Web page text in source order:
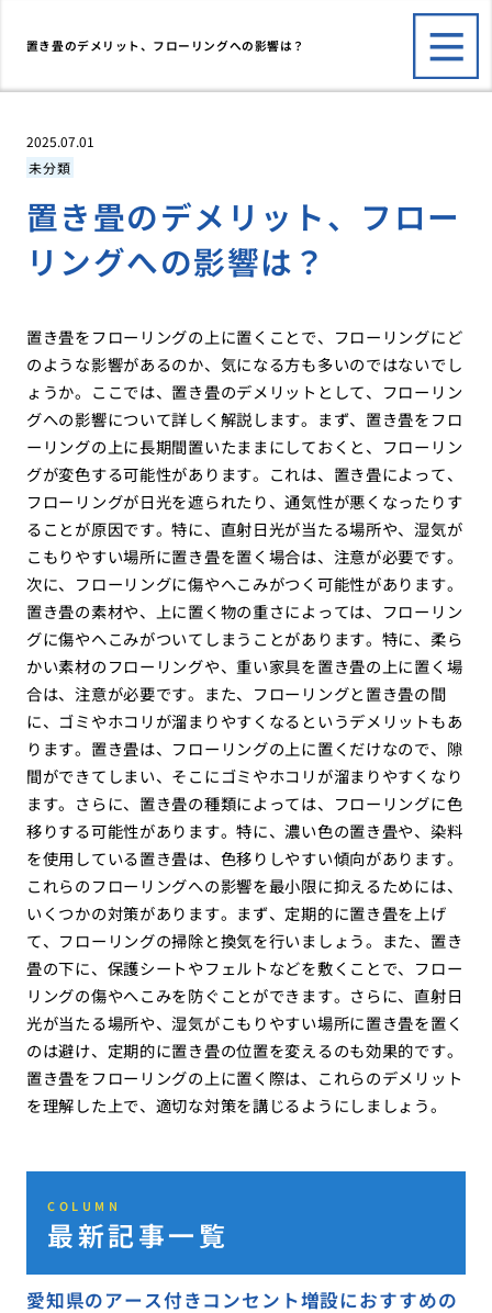
置き畳のデメリット、フローリングへの影響は？
2025.07.01
未分類
置き畳のデメリット、フロー
リングへの影響は？
置き畳をフローリングの上に置くことで、フローリングにど
のような影響があるのか、気になる方も多いのではないでし
ょうか。ここでは、置き畳のデメリットとして、フローリン
グへの影響について詳しく解説します。まず、置き畳をフロ
ーリングの上に長期間置いたままにしておくと、フローリン
グが変色する可能性があります。これは、置き畳によって、
フローリングが日光を遮られたり、通気性が悪くなったりす
ることが原因です。特に、直射日光が当たる場所や、湿気が
こもりやすい場所に置き畳を置く場合は、注意が必要です。
次に、フローリングに傷やへこみがつく可能性があります。
置き畳の素材や、上に置く物の重さによっては、フローリン
グに傷やへこみがついてしまうことがあります。特に、柔ら
かい素材のフローリングや、重い家具を置き畳の上に置く場
合は、注意が必要です。また、フローリングと置き畳の間
に、ゴミやホコリが溜まりやすくなるというデメリットもあ
ります。置き畳は、フローリングの上に置くだけなので、隙
間ができてしまい、そこにゴミやホコリが溜まりやすくなり
ます。さらに、置き畳の種類によっては、フローリングに色
移りする可能性があります。特に、濃い色の置き畳や、染料
を使用している置き畳は、色移りしやすい傾向があります。
これらのフローリングへの影響を最小限に抑えるためには、
いくつかの対策があります。まず、定期的に置き畳を上げ
て、フローリングの掃除と換気を行いましょう。また、置き
畳の下に、保護シートやフェルトなどを敷くことで、フロー
リングの傷やへこみを防ぐことができます。さらに、直射日
光が当たる場所や、湿気がこもりやすい場所に置き畳を置く
のは避け、定期的に置き畳の位置を変えるのも効果的です。
置き畳をフローリングの上に置く際は、これらのデメリット
を理解した上で、適切な対策を講じるようにしましょう。
COLUMN
最新記事一覧
愛知県のアース付きコンセント増設におすすめの